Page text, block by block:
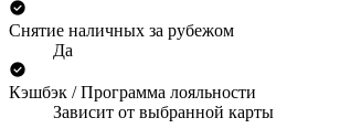
Снятие наличных за рубежом
Да
Кэшбэк / Программа лояльности
Зависит от выбранной карты